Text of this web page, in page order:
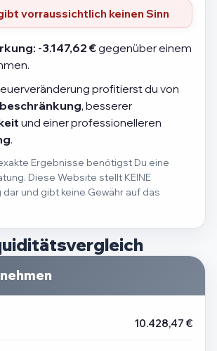
vorraussichtlich keinen Sinn
-3.147,62 €gegenüber einem
profitierst du von
, besserer
und einer professionelleren
.
Ergebnisse benötigst Du eine
Diese Website stellt KEINE
und gibt keine Gewähr auf das
10.428,47 €